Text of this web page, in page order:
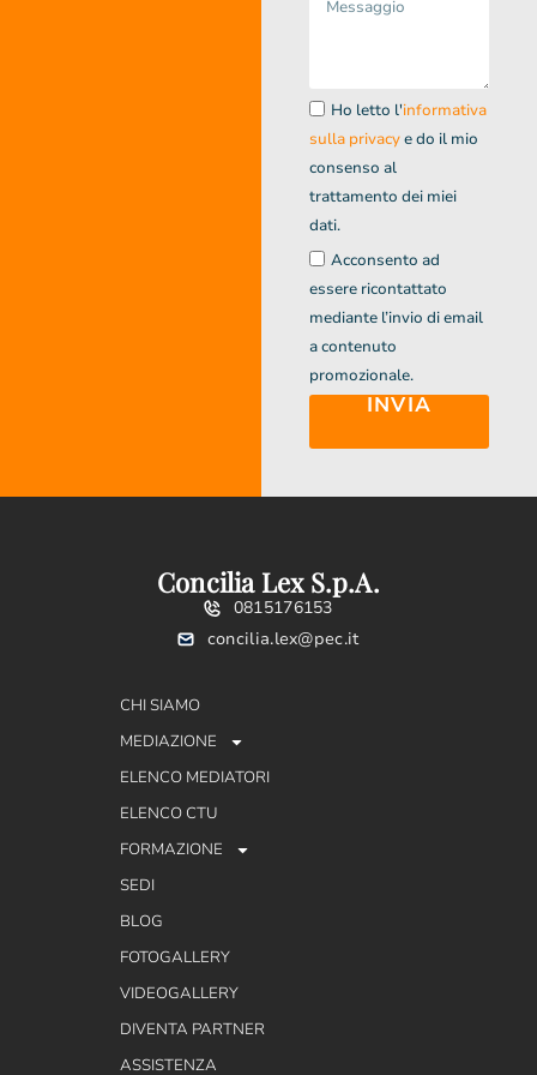
Ho letto l'informativa
sulla privacye do il mio
consenso al
trattamento dei miei
dati.
Acconsento ad
essere ricontattato
mediante l’invio di email
a contenuto
promozionale.
INVIA
Concilia Lex S.p.A.
0815176153
concilia.lex@pec.it
CHI SIAMO
MEDIAZIONE
ELENCO MEDIATORI
ELENCO CTU
FORMAZIONE
SEDI
BLOG
FOTOGALLERY
VIDEOGALLERY
DIVENTA PARTNER
ASSISTENZA